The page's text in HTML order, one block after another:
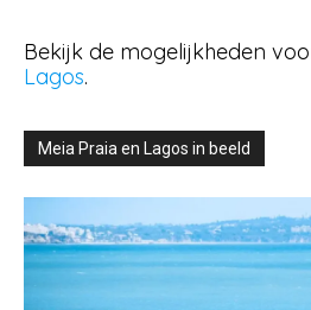
Bekijk de mogelijkheden
Lagos.
Meia Praia en Lagos in beeld